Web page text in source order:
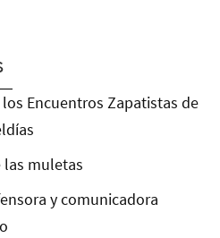
Encuentros Zapatistas de
las muletas
y comunicadora